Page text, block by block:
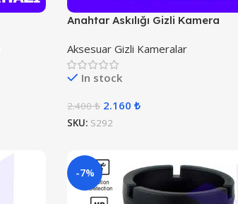
Anahtar Askılığı Gizli Kamera
Aksesuar Gizli Kameralar
In stock
2.400₺ 2.160 ₺
SKU: S292
-7%